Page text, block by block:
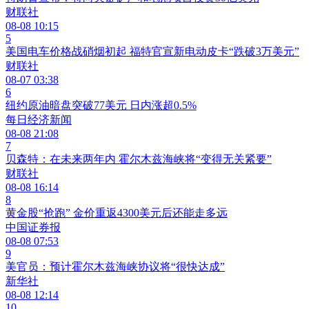
财联社
08-08 10:15
5
美国电车价格战硝烟初起 福特官宣新电动皮卡“跌破3万美元”
财联社
08-07 03:38
6
纽约原油暗盘突破77美元 日内涨超0.5%
每日经济新闻
08-08 21:08
7
贝森特：在未来两年内 霍尔木兹海峡将“变得无关紧要”
财联社
08-08 16:14
8
黄金股“抢跑” 金价重返4300美元后还能走多远
中国证券报
08-08 07:53
9
美官员：预计霍尔木兹海峡协议将“很快达成”
新华社
08-08 12:14